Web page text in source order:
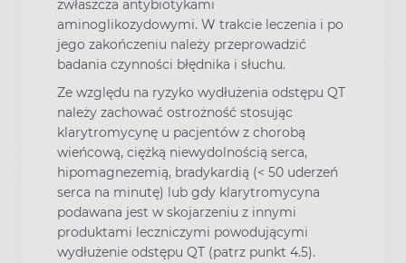
zwłaszcza antybiotykami
aminoglikozydowymi. W trakcie leczenia i po
jego zakończeniu należy przeprowadzić
badania czynności błędnika i słuchu.
Ze względu na ryzyko wydłużenia odstępu QT
należy zachować ostrożność stosując
klarytromycynę u pacjentów z chorobą
wieńcową, ciężką niewydolnością serca,
hipomagnezemią, bradykardią (< 50 uderzeń
serca na minutę) lub gdy klarytromycyna
podawana jest w skojarzeniu z innymi
produktami leczniczymi powodującymi
wydłużenie odstępu QT (patrz punkt 4.5).